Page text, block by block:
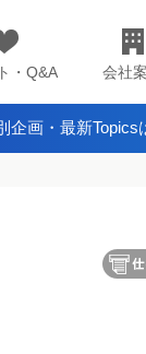
・Q&A 会社
企画・最新Topics